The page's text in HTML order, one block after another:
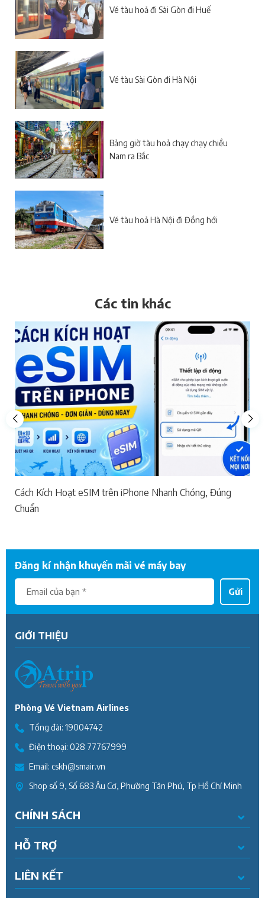
Vé tàu hoả đi Sài Gòn đi Huế
Vé tàu Sài Gòn đi Hà Nội
Bảng giờ tàu hoả chạy chạy chiều
Nam ra Bắc
Vé tàu hoả Hà Nội đi Đồng hới
Các tin khác
Cách Kích Hoạt eSIM trên iPhone Nhanh Chóng, Đúng
Chuẩn
Đăng kí nhận khuyến mãi vé máy bay
Gửi
GIỚI THIỆU
Phòng Vé Vietnam Airlines
Tổng đài: 19004742
Điện thoại: 028 77767999
Email: cskh@smair.vn
Shop số 9, Số 683 Âu Cơ, Phường Tân Phú, Tp Hồ Chí Minh
CHÍNH SÁCH
HỖ TRỢ
LIÊN KẾT